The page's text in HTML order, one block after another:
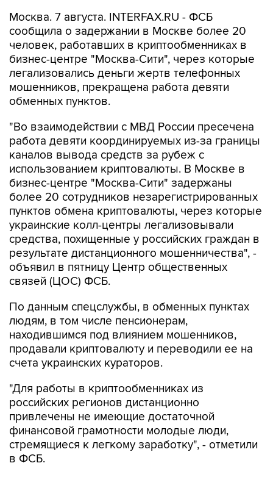
Москва. 7 августа. INTERFAX.RU - ФСБ
сообщила о задержании в Москве более 20
человек, работавших в криптообменниках в
бизнес-центре "Москва-Сити", через которые
легализовались деньги жертв телефонных
мошенников, прекращена работа девяти
обменных пунктов.
"Во взаимодействии с МВД России пресечена
работа девяти координируемых из-за границы
каналов вывода средств за рубеж с
использованием криптовалюты. В Москве в
бизнес-центре "Москва-Сити" задержаны
более 20 сотрудников незарегистрированных
пунктов обмена криптовалюты, через которые
украинские колл-центры легализовывали
средства, похищенные у российских граждан в
результате дистанционного мошенничества", -
объявил в пятницу Центр общественных
связей (ЦОС) ФСБ.
По данным спецслужбы, в обменных пунктах
людям, в том числе пенсионерам,
находившимся под влиянием мошенников,
продавали криптовалюту и переводили ее на
счета украинских кураторов.
"Для работы в криптообменниках из
российских регионов дистанционно
привлечены не имеющие достаточной
финансовой грамотности молодые люди,
стремящиеся к легкому заработку", - отметили
в ФСБ.